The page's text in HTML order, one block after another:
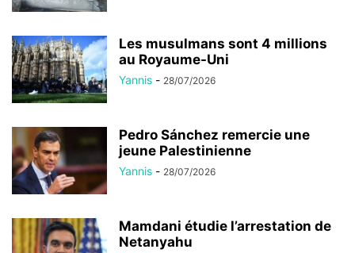
Les musulmans sont 4 millions
au Royaume-Uni
Yannis - 28/07/2026
Pedro Sánchez remercie une
jeune Palestinienne
Yannis - 28/07/2026
Mamdani étudie l’arrestation de
Netanyahu